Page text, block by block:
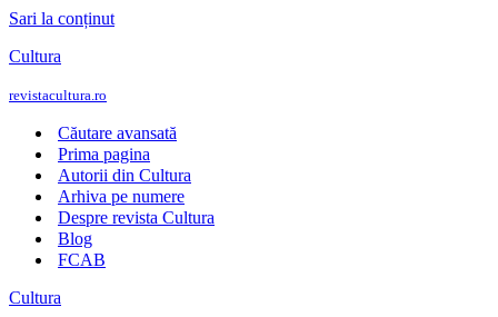
Sari la conținut
Cultura
revistacultura.ro
Căutare avansată
Prima pagina
Autorii din Cultura
Arhiva pe numere
Despre revista Cultura
Blog
FCAB
Cultura